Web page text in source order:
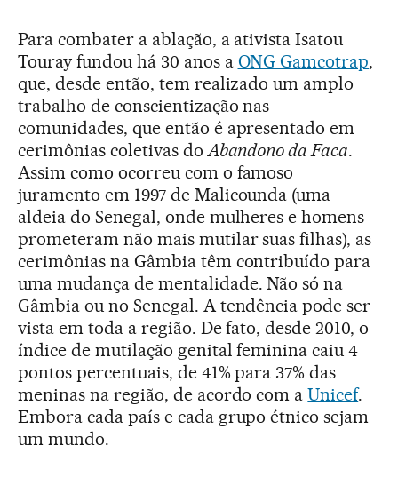
Para combater a ablação, a ativista Isatou
Touray fundou há 30 anos a ONG Gamcotrap,
que, desde então, tem realizado um amplo
trabalho de conscientização nas
comunidades, que então é apresentado em
cerimônias coletivas doAbandono da Faca.
Assim como ocorreu com o famoso
juramento em 1997 de Malicounda (uma
aldeia do Senegal, onde mulheres e homens
prometeram não mais mutilar suas filhas), as
cerimônias na Gâmbia têm contribuído para
uma mudança de mentalidade. Não só na
Gâmbia ou no Senegal. A tendência pode ser
vista em toda a região. De fato, desde 2010, o
índice de mutilação genital feminina caiu 4
pontos percentuais, de 41% para 37% das
meninas na região, de acordo com aUnicef.
Embora cada país e cada grupo étnico sejam
um mundo.